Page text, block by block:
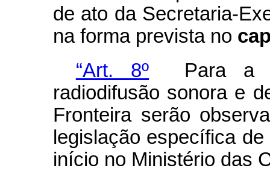
de ato da Secretaria-
na forma prevista no
“Art. 8º Para a
radiodifusão sonora e
Fronteira serão
legislação específica
início no Ministério das